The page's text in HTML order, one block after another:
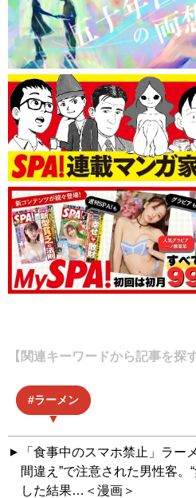
【関連キーワードから記事を探す
ラーメン
「食事中のスマホ禁止」ラー
間違え”で注意された男性客。
した結果…＜漫画＞